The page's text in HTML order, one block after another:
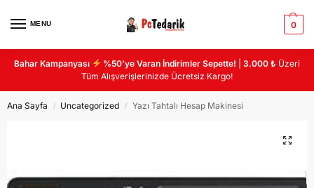
MENU 0
Bahar Kampanyası %50’ye Varan İndirimler Sepette! |3.000 ₺ Üzeri
Tüm Alışverişlerinizde Ücretsiz Kargo!
Ana Sayfa / Uncategorized / Yazı Tahtalı Hesap Makinesi